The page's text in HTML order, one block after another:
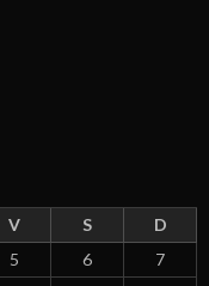
V S
D
5 6
7